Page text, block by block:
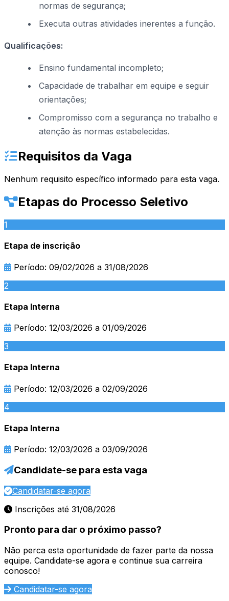
normas de segurança;
Executa outras atividades inerentes a função.
Qualificações:
Ensino fundamental incompleto;
Capacidade de trabalhar em equipe e seguir
orientações;
Compromisso com a segurança no trabalho e
atenção às normas estabelecidas.
Requisitos da Vaga
Nenhum requisito específico informado para esta vaga.
Etapas do Processo Seletivo
1
Etapa de inscrição
Período: 09/02/2026 a 31/08/2026
2
Etapa Interna
Período: 12/03/2026 a 01/09/2026
3
Etapa Interna
Período: 12/03/2026 a 02/09/2026
4
Etapa Interna
Período: 12/03/2026 a 03/09/2026
Candidate-se para esta vaga
Candidatar-se agora
Inscrições até 31/08/2026
Pronto para dar o próximo passo?
Não perca esta oportunidade de fazer parte da nossa
equipe. Candidate-se agora e continue sua carreira
conosco!
Candidatar-se agora